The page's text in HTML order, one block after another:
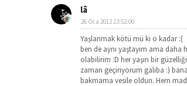
lâ
26 Oca 2012 23:52:00
Yaşlanmak kötü mü ki o kadar :(
ben de aynı yaştayım ama
olabilirim :D her yaşın bir
zaman geçiriyorum galiba :)
bakmama vesile oldun. Hem